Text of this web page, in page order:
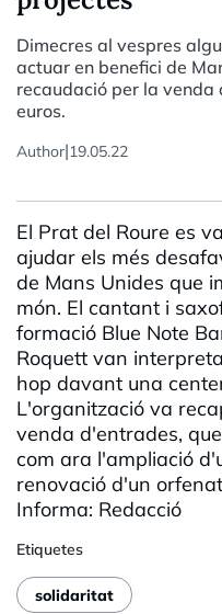
Dimecres al vespres
actuar en benefici de
recaudació per la
euros.
Author|19.05.22
El Prat del Roure es
ajudar els més
de Mans Unides que
món. El cantant i
formació Blue Note
Roquett van
hop davant una
L'organització va
venda d'entrades,
com ara l'ampliació
renovació d'un
Informa: Redacció
Etiquetes
solidaritat